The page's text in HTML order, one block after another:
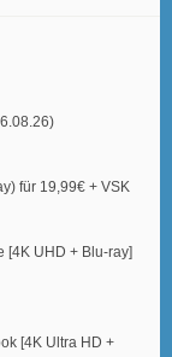
für 19,99€ + VSK
[4K UHD + Blu-ray]
[4K Ultra HD +